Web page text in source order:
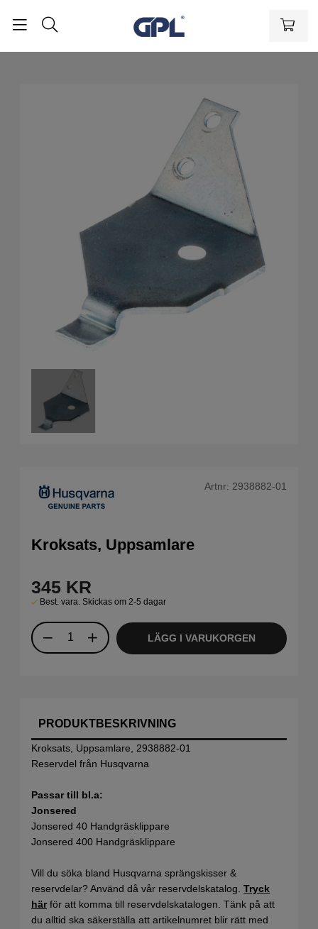
Artnr: 2938882-01
Kroksats, Uppsamlare
345 KR
Best. vara. Skickas om 2-5 dagar
LÄGG I VARUKORGEN
PRODUKTBESKRIVNING
Kroksats, Uppsamlare, 2938882-01
Reservdel från Husqvarna
Passar till bl.a:
Jonsered
Jonsered 40 Handgräsklippare
Jonsered 400 Handgräsklippare
Vill du söka bland Husqvarna sprängskisser &
reservdelar? Använd då vår reservdelskatalog. Tryck
härför att komma till reservdelskatalogen. Tänk på att
du alltid ska säkerställa att artikelnumret blir rätt med